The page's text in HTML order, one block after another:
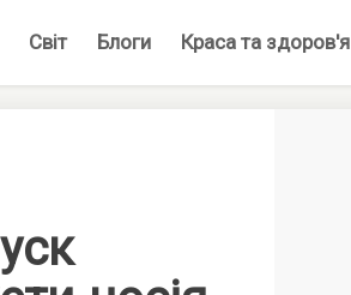
Світ Блоги Краса та здоров'я